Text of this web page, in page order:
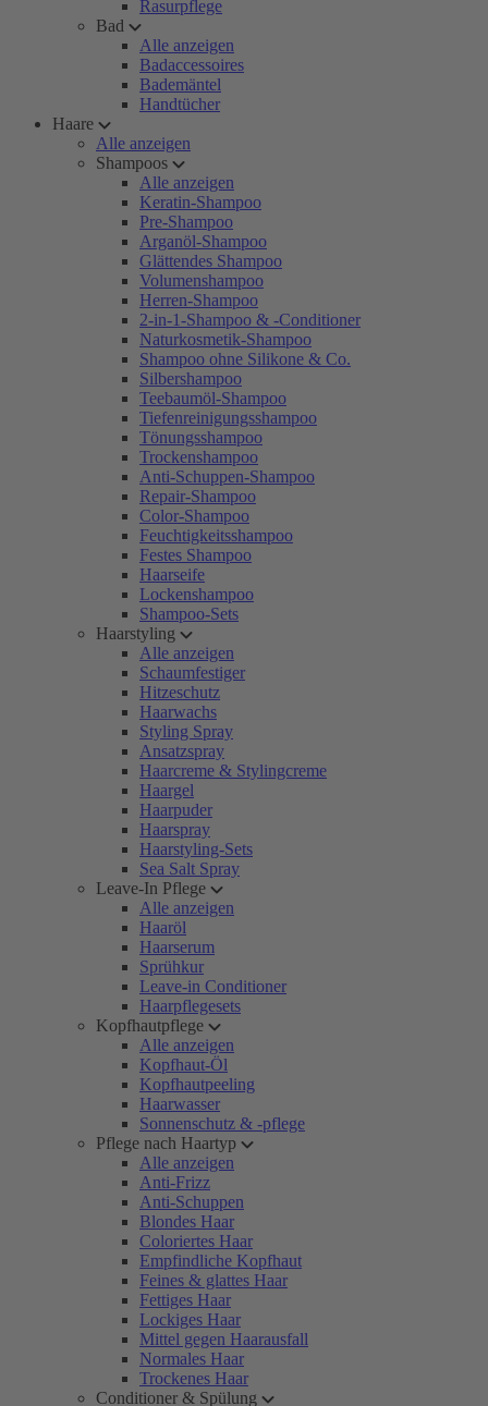
Rasurpflege
Bad
Alle anzeigen
Badaccessoires
Bademäntel
Handtücher
Haare
Alle anzeigen
Shampoos
Alle anzeigen
Keratin-Shampoo
Pre-Shampoo
Arganöl-Shampoo
Glättendes Shampoo
Volumenshampoo
Herren-Shampoo
2-in-1-Shampoo & -Conditioner
Naturkosmetik-Shampoo
Shampoo ohne Silikone & Co.
Silbershampoo
Teebaumöl-Shampoo
Tiefenreinigungsshampoo
Tönungsshampoo
Trockenshampoo
Anti-Schuppen-Shampoo
Repair-Shampoo
Color-Shampoo
Feuchtigkeitsshampoo
Festes Shampoo
Haarseife
Lockenshampoo
Shampoo-Sets
Haarstyling
Alle anzeigen
Schaumfestiger
Hitzeschutz
Haarwachs
Styling Spray
Ansatzspray
Haarcreme & Stylingcreme
Haargel
Haarpuder
Haarspray
Haarstyling-Sets
Sea Salt Spray
Leave-In Pflege
Alle anzeigen
Haaröl
Haarserum
Sprühkur
Leave-in Conditioner
Haarpflegesets
Kopfhautpflege
Alle anzeigen
Kopfhaut-Öl
Kopfhautpeeling
Haarwasser
Sonnenschutz & -pflege
Pflege nach Haartyp
Alle anzeigen
Anti-Frizz
Anti-Schuppen
Blondes Haar
Coloriertes Haar
Empfindliche Kopfhaut
Feines & glattes Haar
Fettiges Haar
Lockiges Haar
Mittel gegen Haarausfall
Normales Haar
Trockenes Haar
Conditioner & Spülung